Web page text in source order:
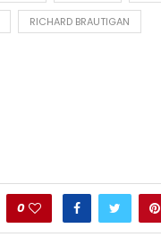
RICHARD BRAUTIGAN
0